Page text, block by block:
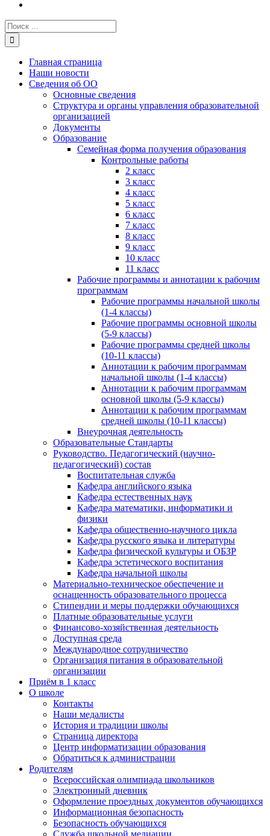
Результат
поиска:
Главная страница
Наши новости
Сведения об ОО
Основные сведения
Структура и органы управления образовательной
организацией
Документы
Образование
Семейная форма получения образования
Контрольные работы
2 класс
3 класс
4 класс
5 класс
6 класс
7 класс
8 класс
9 класс
10 класс
11 класс
Рабочие программы и аннотации к рабочим
программам
Рабочие программы начальной школы
(1-4 классы)
Рабочие программы основной школы
(5-9 классы)
Рабочие программы средней школы
(10-11 классы)
Аннотации к рабочим программам
начальной школы (1-4 классы)
Аннотации к рабочим программам
основной школы (5-9 классы)
Аннотации к рабочим программам
средней школы (10-11 классы)
Внеурочная деятельность
Образовательные Стандарты
Руководство. Педагогический (научно-
педагогический) состав
Воспитательная служба
Кафедра английского языка
Кафедра естественных наук
Кафедра математики, информатики и
физики
Кафедра общественно-научного цикла
Кафедра русского языка и литературы
Кафедра физической культуры и ОБЗР
Кафедра эстетического воспитания
Кафедра начальной школы
Материально-техническое обеспечение и
оснащенность образовательного процесса
Стипендии и меры поддержки обучающихся
Платные образовательные услуги
Финансово-хозяйственная деятельность
Доступная среда
Международное сотрудничество
Организация питания в образовательной
организации
Приём в 1 класс
О школе
Контакты
Наши медалисты
История и традиции школы
Страница директора
Центр информатизации образования
Обратиться к администрации
Родителям
Всероссийская олимпиада школьников
Электронный дневник
Оформление проездных документов обучающихся
Информационная безопасность
Безопасность обучающихся